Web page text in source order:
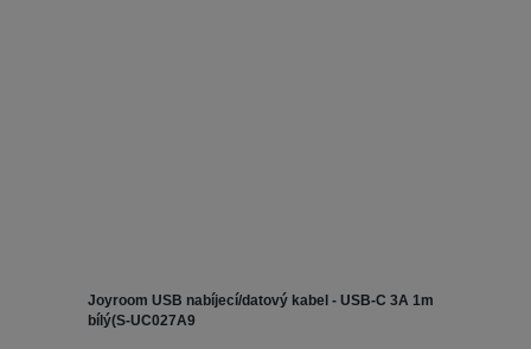
Joyroom USB nabíjecí/datový kabel - USB-C 3A 1m
bílý(S-UC027A9